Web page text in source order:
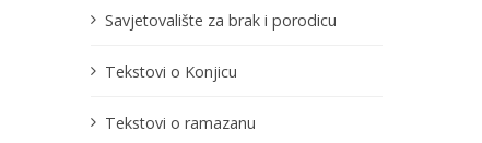
Savjetovalište za brak i porodicu
Tekstovi o Konjicu
Tekstovi o ramazanu